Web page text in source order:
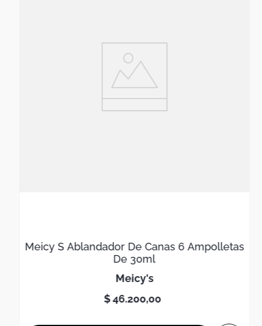
Meicy S Ablandador De Canas 6 Ampolletas
De 30ml
meicy's
$46.200,00